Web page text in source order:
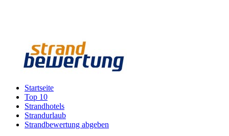
Startseite
Top 10
Strandhotels
Strandurlaub
Strandbewertung abgeben